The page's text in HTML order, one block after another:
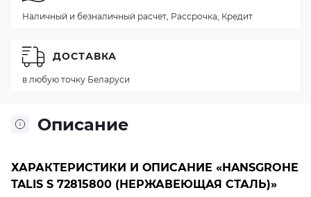
Описание
ХАРАКТЕРИСТИКИ И ОПИСАНИЕ «HANSGROHE
TALIS S 72815800 (НЕРЖАВЕЮЩАЯ СТАЛЬ)»
Наличный и безналичный расчет, Рассрочка, Кредит
ДОСТАВКА
в любую точку Беларуси